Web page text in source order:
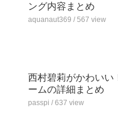
ング内容まとめ
aquanaut369 / 567 view
西村碧莉がかわいい
ームの詳細まとめ
passpi / 637 view